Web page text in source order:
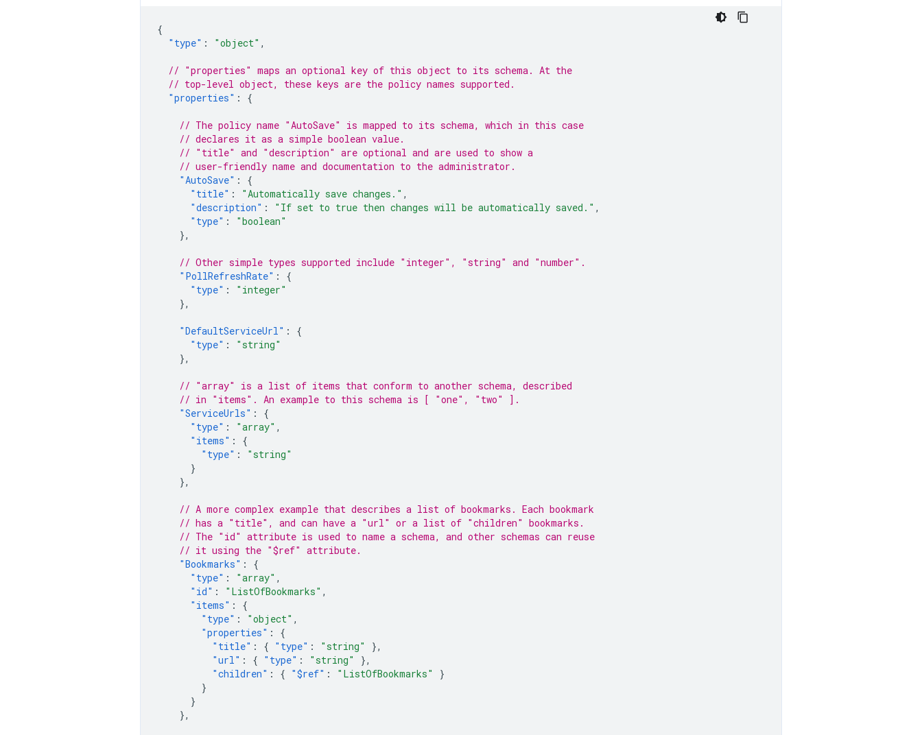
{
"type" : "object" ,
// "properties" maps an optional key of this object to its schema. At the
// top-level object, these keys are the policy names supported.
"properties" : {
// The policy name "AutoSave" is mapped to its schema, which in this case
// declares it as a simple boolean value.
// "title" and "description" are optional and are used to show a
// user-friendly name and documentation to the administrator.
"AutoSave" :
{
"title" : "Automatically save changes." ,
"description" : "If set to true then changes will be automatically saved." ,
"type" :
"boolean"
},
// Other simple types supported include "integer", "string" and "number".
"PollRefreshRate" :
{
"type" :
"integer"
},
"DefaultServiceUrl" :
{
"type" :
"string"
},
// "array" is a list of items that conform to another schema, described
// in "items". An example to this schema is [ "one", "two" ].
"ServiceUrls" :
{
"type" : "array" ,
"items" :
{
"type" :
"string"
}
},
// A more complex example that describes a list of bookmarks. Each bookmark
// has a "title", and can have a "url" or a list of "children" bookmarks.
// The "id" attribute is used to name a schema, and other schemas can reuse
// it using the "$ref" attribute.
"Bookmarks" :
{
"type" : "array" ,
"id" : "ListOfBookmarks" ,
"items" :
{
"type" : "object" ,
"properties" :
{
"title" : { "type" : "string"
},
"url" : { "type" : "string"
},
"children" : { "$ref" : "ListOfBookmarks"
}
}
}
},